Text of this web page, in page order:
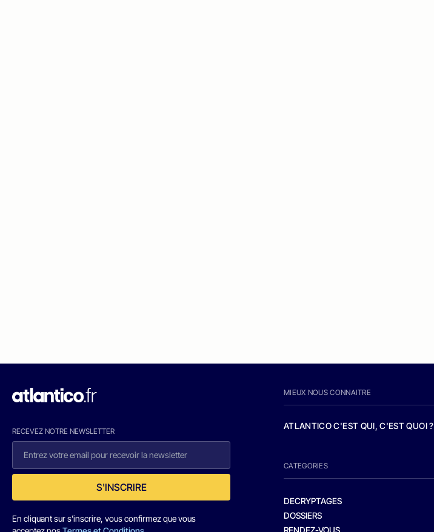
RECEVEZ NOTRE NEWSLETTER
S'INSCRIRE
En cliquant sur s'inscrire, vous confirmez que vous
MIEUX NOUS CONNAITRE
ATLANTICO C'EST QUI, C'EST QUOI ?
CATEGORIES
DECRYPTAGES
DOSSIERS
RENDEZ-VOUS